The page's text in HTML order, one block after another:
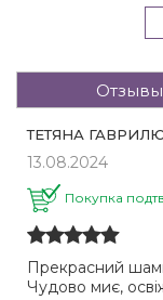
Отзывы
ТЕТЯНА
13.08.2024
Покупка
Прекрасний
Чудово миє,